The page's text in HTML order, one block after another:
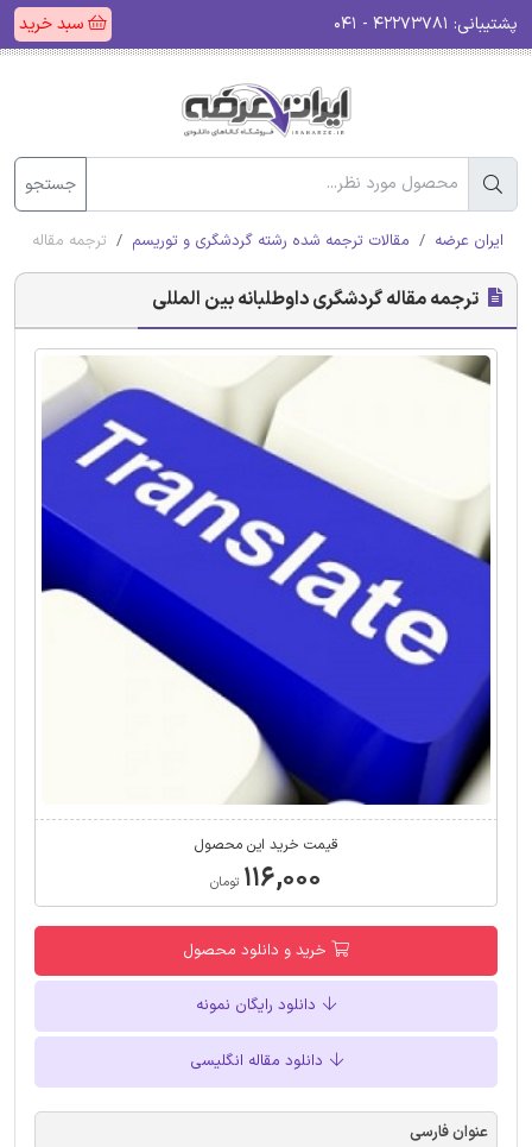
پشتیبانی: سبد خرید
جستجو
ایران عرضه مقالات ترجمه شده رشته گردشگری و توریسم ترجمه مقاله
ترجمه مقاله گردشگری داوطلبانه بین المللی
قیمت خرید این محصول
۱۱۶,۰۰۰ تومان
خرید و دانلود محصول
دانلود رایگان نمونه
دانلود مقاله انگلیسی
عنوان فارسی